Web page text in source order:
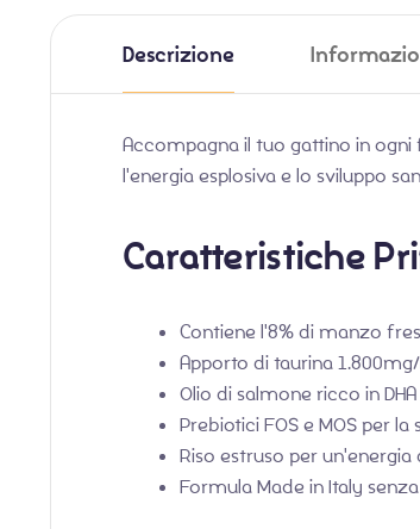
Descrizione
Accompagna il tuo gattino in ogni
l'energia esplosiva e lo sviluppo
Caratteristiche
Contiene l'8% di manzo
Apporto di taurina
Olio di salmone ricco in
Prebiotici FOS e MOS per
Riso estruso per
Formula Made in Italy